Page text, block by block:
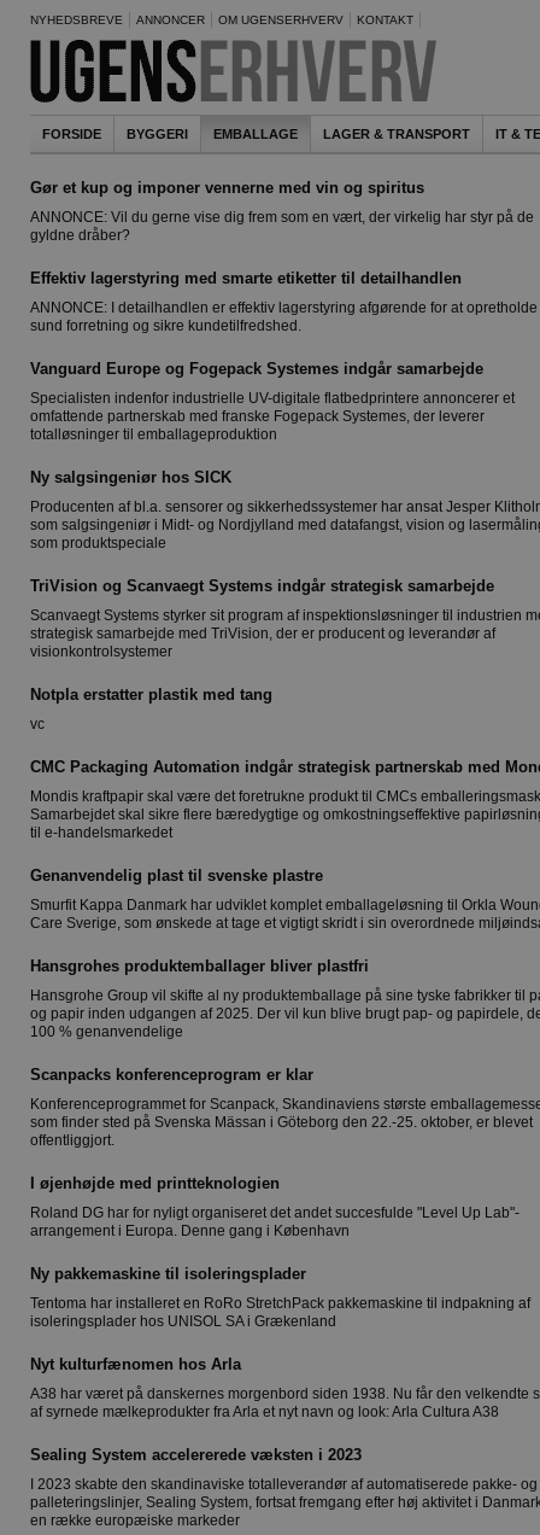
NYHEDSBREVE ANNONCER OM UGENSERHVERV KONTAKT
FORSIDE BYGGERI EMBALLAGE LAGER & TRANSPORT IT &
Gør et kup og imponer vennerne med vin og spiritus
ANNONCE: Vil du gerne vise dig frem som en vært, der virkelig har styr på de
gyldne dråber?
Effektiv lagerstyring med smarte etiketter til detailhandlen
ANNONCE: I detailhandlen er effektiv lagerstyring afgørende for at
sund forretning og sikre kundetilfredshed.
Vanguard Europe og Fogepack Systemes indgår samarbejde
Specialisten indenfor industrielle UV-digitale flatbedprintere annoncerer et
omfattende partnerskab med franske Fogepack Systemes, der leverer
totalløsninger til emballageproduktion
Ny salgsingeniør hos SICK
Producenten af bl.a. sensorer og sikkerhedssystemer har ansat Jesper
som salgsingeniør i Midt- og Nordjylland med datafangst, vision og
som produktspeciale
TriVision og Scanvaegt Systems indgår strategisk samarbejde
Scanvaegt Systems styrker sit program af inspektionsløsninger til industrien
strategisk samarbejde med TriVision, der er producent og leverandør af
visionkontrolsystemer
Notpla erstatter plastik med tang
vc
CMC Packaging Automation indgår strategisk partnerskab med
Mondis kraftpapir skal være det foretrukne produkt til CMCs
Samarbejdet skal sikre flere bæredygtige og omkostningseffektive
til e-handelsmarkedet
Genanvendelig plast til svenske plastre
Smurfit Kappa Danmark har udviklet komplet emballageløsning til Orkla
Care Sverige, som ønskede at tage et vigtigt skridt i sin overordnede
Hansgrohes produktemballager bliver plastfri
Hansgrohe Group vil skifte al ny produktemballage på sine tyske fabrikker til
og papir inden udgangen af 2025. Der vil kun blive brugt pap- og papirdele,
100 % genanvendelige
Scanpacks konferenceprogram er klar
Konferenceprogrammet for Scanpack, Skandinaviens største
som finder sted på Svenska Mässan i Göteborg den 22.-25. oktober, er blevet
offentliggjort.
I øjenhøjde med printteknologien
Roland DG har for nyligt organiseret det andet succesfulde "Level Up Lab"-
arrangement i Europa. Denne gang i København
Ny pakkemaskine til isoleringsplader
Tentoma har installeret en RoRo StretchPack pakkemaskine til indpakning af
isoleringsplader hos UNISOL SA i Grækenland
Nyt kulturfænomen hos Arla
A38 har været på danskernes morgenbord siden 1938. Nu får den velkendte
af syrnede mælkeprodukter fra Arla et nyt navn og look: Arla Cultura A38
Sealing System accelererede væksten i 2023
I 2023 skabte den skandinaviske totalleverandør af automatiserede pakke- og
palleteringslinjer, Sealing System, fortsat fremgang efter høj aktivitet i
en række europæiske markeder